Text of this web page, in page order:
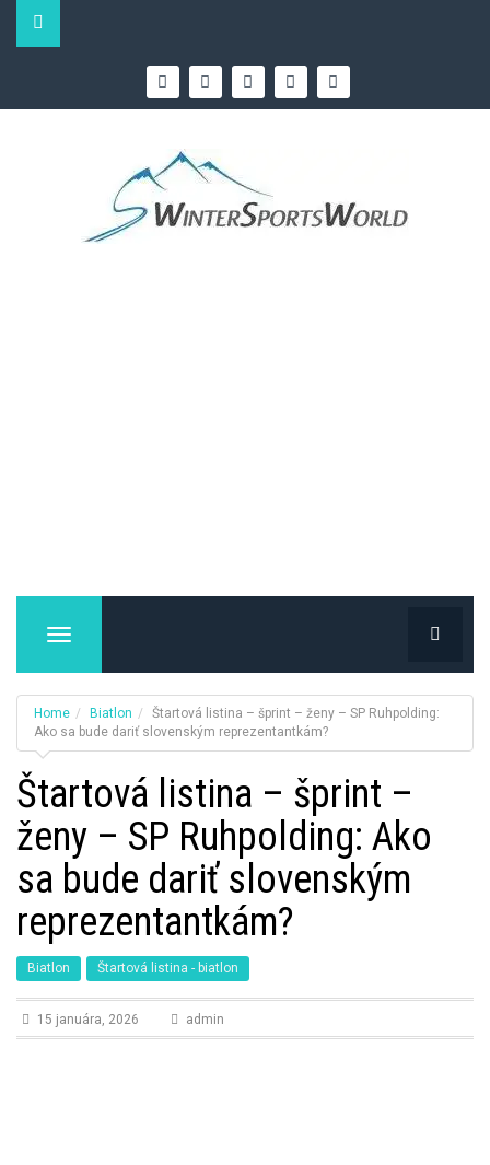
T
g
l
e
n
a
v
i
t
o
n
Home Biatlon
Štartová listina – šprint – ženy – SP Ruhpolding:
Ako sa bude dariť slovenským reprezentantkám?
Štartová listina – šprint –
ženy – SP Ruhpolding: Ako
sa bude dariť slovenským
reprezentantkám?
Biatlon Štartová listina - biatlon
15 januára, 2026 admin